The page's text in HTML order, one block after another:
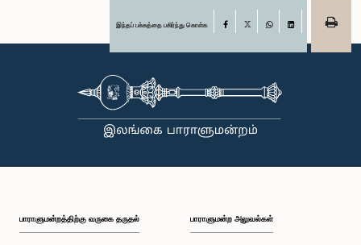
இந்தப் பக்கத்தை பகிர்ந்து கொள்க Facebook
பாராளுமன்றத்திற்கு வருகை தருதல் பாராளுமன்ற அலுவல்கள்